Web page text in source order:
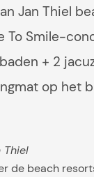
a
m
i
s
Jan Thiel
To Smile-
+ 2
op het
Thiel
de beach